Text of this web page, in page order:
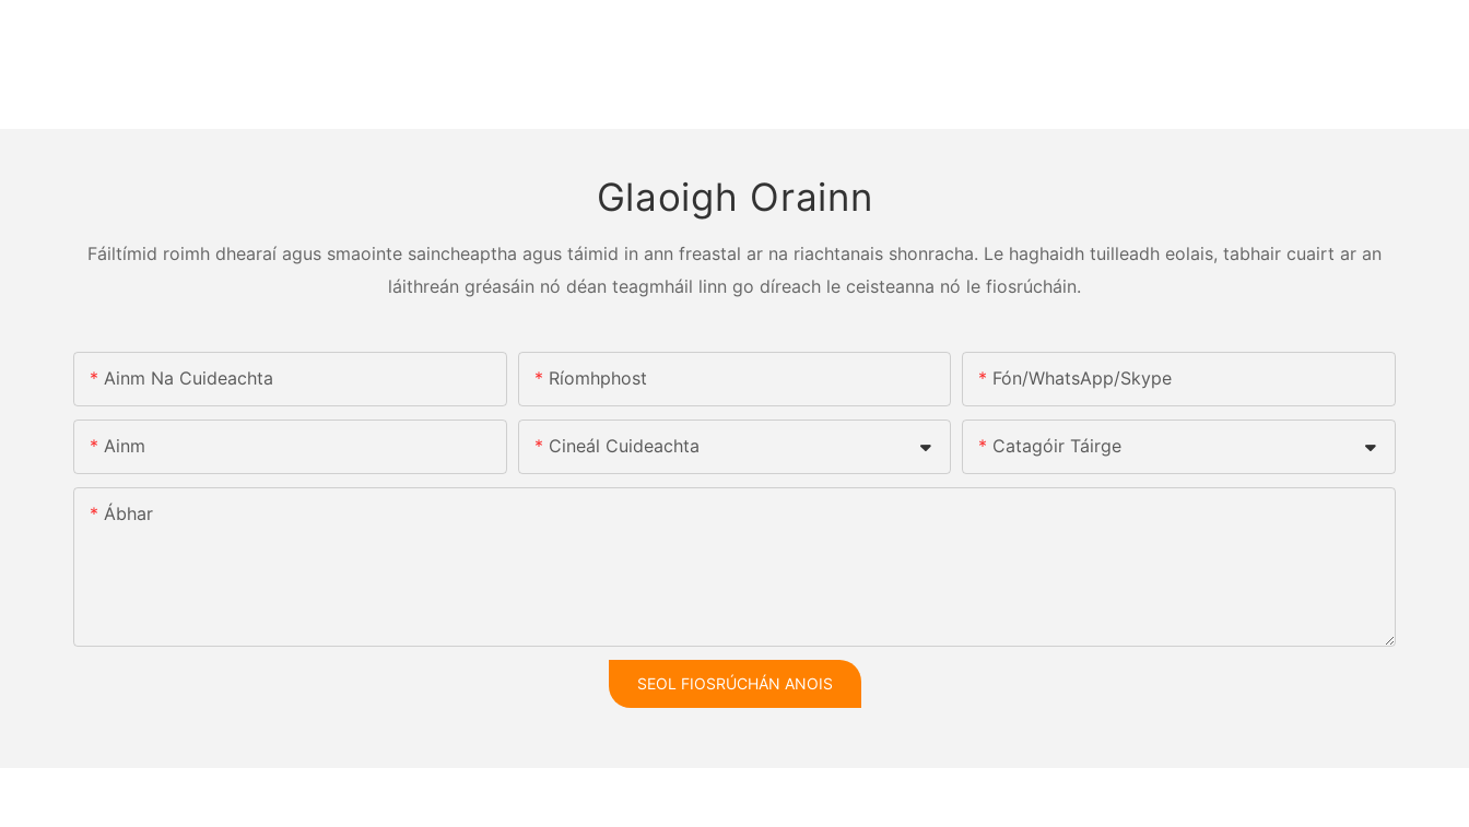
Glaoigh Orainn
Fáiltímid roimh dhearaí agus smaointe saincheaptha agus táimid in ann freastal ar na riachtanais shonracha. Le haghaidh tuilleadh eolais, tabhair cuairt ar an
láithreán gréasáin nó déan teagmháil linn go díreach le ceisteanna nó le fiosrúcháin.
Ainm Na Cuideachta Ríomhphost Fón/whatsApp/skype
Ainm Cineál Cuideachta Catagóir Táirge
Ábhar
SEOL FIOSRÚCHÁN ANOIS